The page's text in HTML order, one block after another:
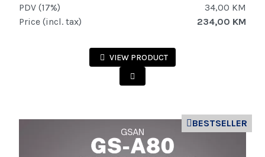
PDV (17%)
34,00 KM
Price (incl. tax)
234,00 KM
VIEW PRODUCT
BESTSELLER